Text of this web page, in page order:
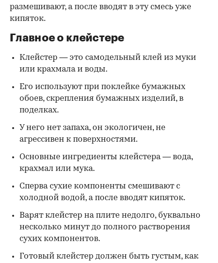
размешивают, а после вводят в эту смесь уже
кипяток.
Главное о клейстере
Клейстер — это самодельный клей из муки
или крахмала и воды.
Его используют при поклейке бумажных
обоев, скрепления бумажных изделий, в
поделках.
У него нет запаха, он экологичен, не
агрессивен к поверхностями.
Основные ингредиенты клейстера — вода,
крахмал или мука.
Сперва сухие компоненты смешивают с
холодной водой, а после вводят кипяток.
Варят клейстер на плите недолго, буквально
несколько минут до полного растворения
сухих компонентов.
Готовый клейстер должен быть густым, как